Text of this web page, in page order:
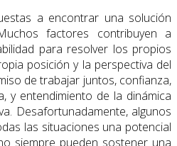
a encontrar una solución
factores contribuyen a
para resolver los propios
posición y la perspectiva del
de trabajar juntos, confianza,
y entendimiento de la dinámica
Desafortunadamente, algunos
las situaciones una potencial
siempre pueden sostener una